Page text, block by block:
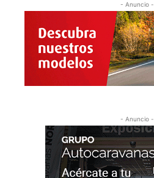
- Anuncio -
- Anuncio -